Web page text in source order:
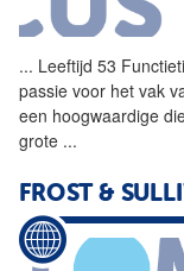
... Leeftijd 53
passie voor het vak
een hoogwaardige
grote ...
FROST &